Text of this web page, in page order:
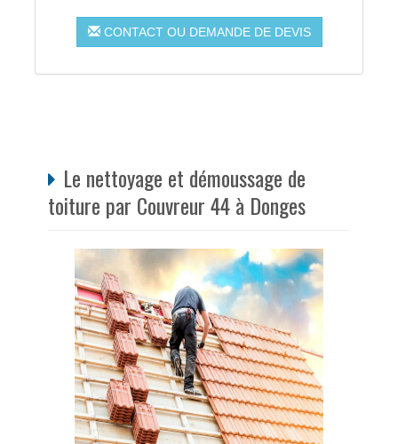
CONTACT OU DEMANDE DE DEVIS
Le nettoyage et démoussage de
toiture par Couvreur 44 à Donges